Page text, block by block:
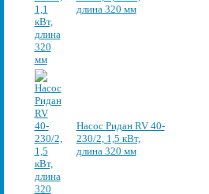
длина 320 мм
Насос Ридан RV 40-
230/2, 1,5 кВт,
длина 320 мм